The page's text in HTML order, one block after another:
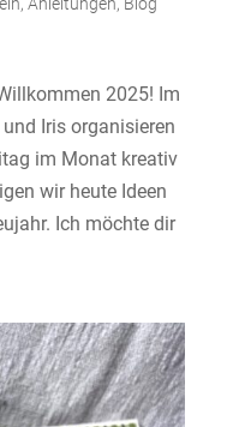
, Anleitungen, Blog
2025! Im
Iris organisieren
im Monat kreativ
wir heute Ideen
Ich möchte dir